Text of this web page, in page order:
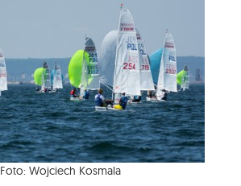
Foto: Wojciech Kosmala